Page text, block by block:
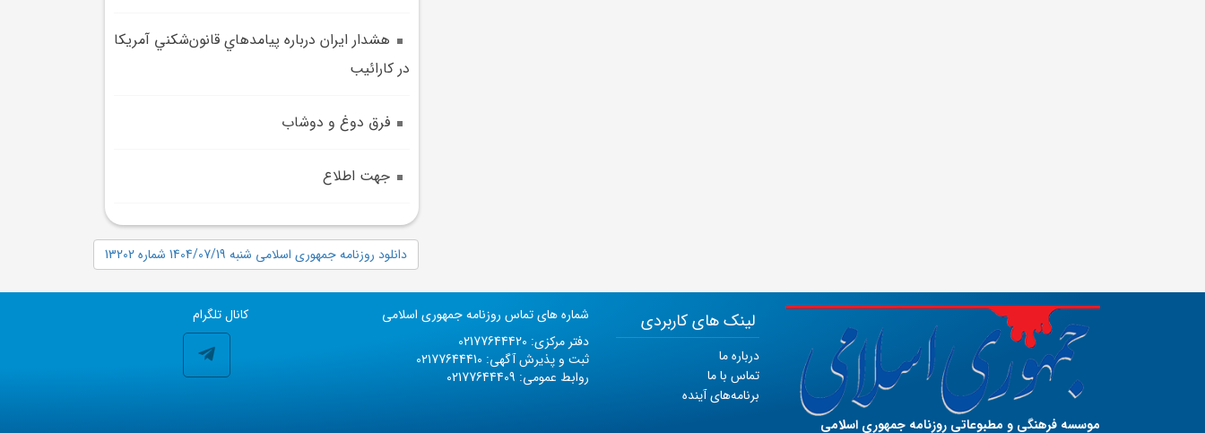
هشدار ايران درباره پيامدهاي قانون‌شکني آمريکا
در کارائيب
فرق دوغ و دوشاب
جهت اطلاع
دانلود روزنامه جمهوری اسلامی شنبه 1404/07/19 شماره 13202
کانال تلگرام
شماره های تماس روزنامه جمهوری اسلامی
دفتر مرکزی: 02177644420
ثبت و پذیرش آگهی: 02177644410
روابط عمومی: 02177644409
لینک های کاربردی
درباره ما
تماس با ما
برنامه‌های آینده
موسسه فرهنگی و مطبوعاتی روزنامه جمهوری اسلامی